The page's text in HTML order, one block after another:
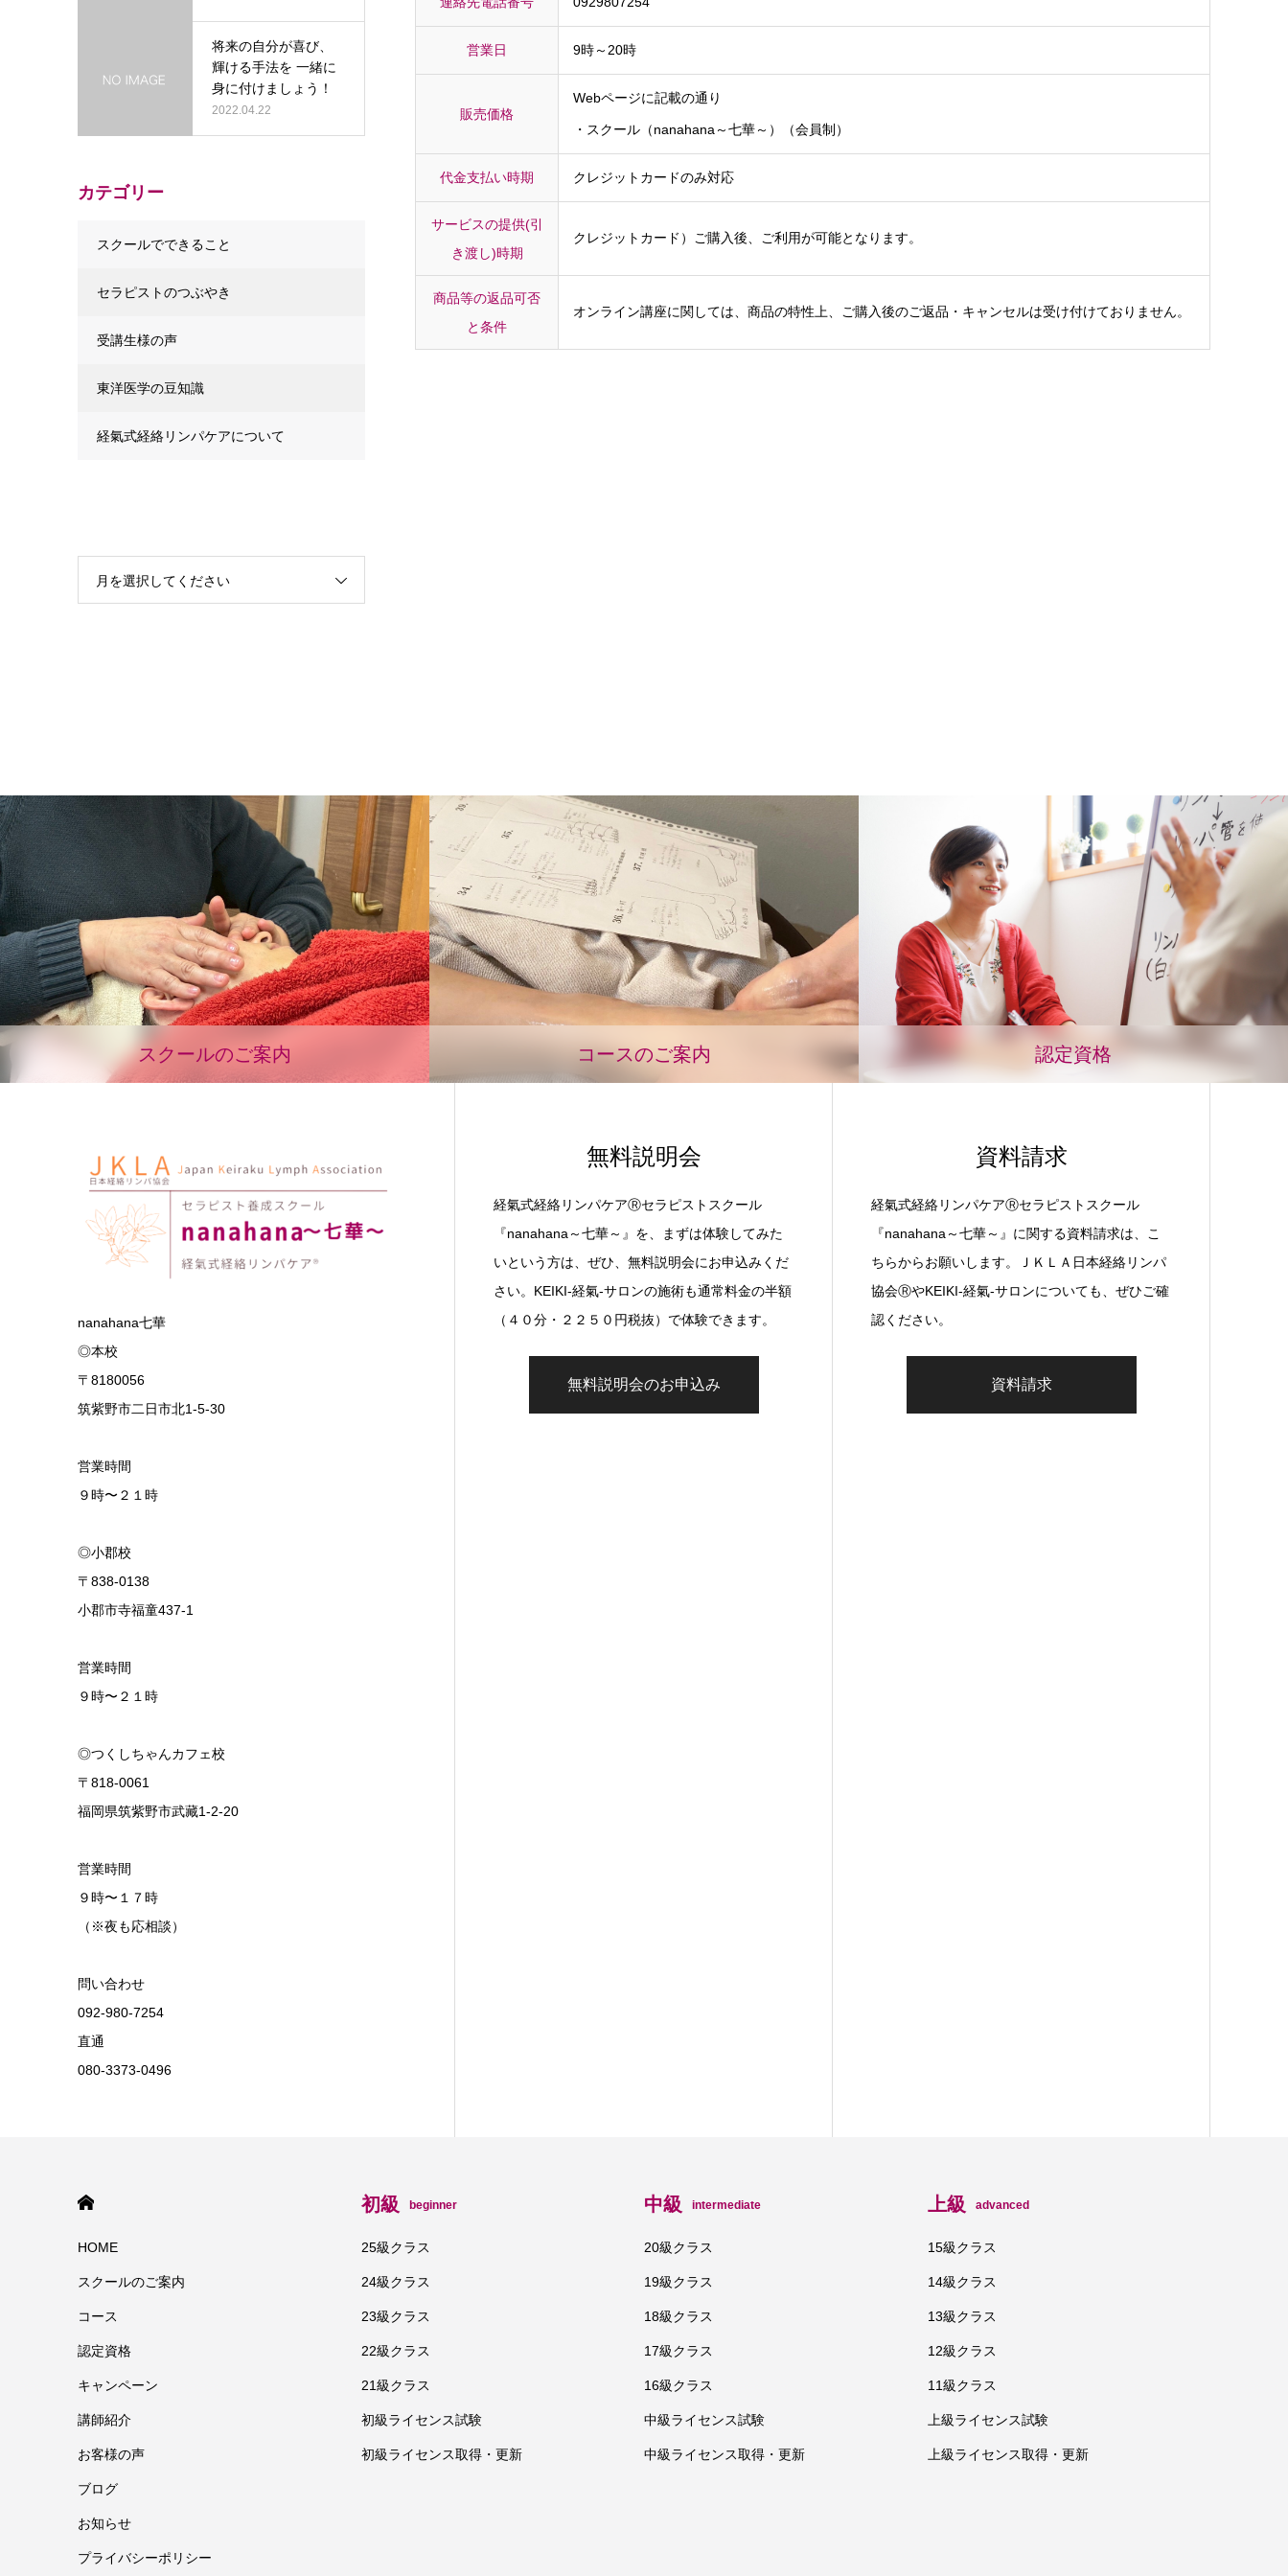
営業日 9時～20時
販売価格
Webページに記載の通り
・スクール（nanahana～七華～）（会員制）
代金支払い時期 クレジットカードのみ対応
サービスの提供(引
き渡し)時期
クレジットカード）ご購入後、ご利用が可能となります。
商品等の返品可否
と条件
オンライン講座に関しては、商品の特性上、ご購入後のご返品・キャンセルは受け付けておりません。
将来の自分が喜び、
輝ける手法を 一緒に
身に付けましょう！
2022.04.22
カテゴリー
スクールでできること
セラピストのつぶやき
受講生様の声
東洋医学の豆知識
経氣式経絡リンパケアについて
月を選択してください
スクールのご案内 コースのご案内 認定資格
nanahana七華
◎本校
〒8180056
筑紫野市二日市北1-5-30
営業時間
９時〜２１時
◎小郡校
〒838-0138
小郡市寺福童437-1
営業時間
９時〜２１時
◎つくしちゃんカフェ校
〒818-0061
福岡県筑紫野市武藏1-2-20
営業時間
９時〜１７時
（※夜も応相談）
問い合わせ
092-980-7254
直通
080-3373-0496
無料説明会
経氣式経絡リンパケアⓇセラピストスクール
『nanahana～七華～』を、まずは体験してみた
いという方は、ぜひ、無料説明会にお申込みくだ
さい。KEIKI-経氣-サロンの施術も通常料金の半額
（４０分・２２５０円税抜）で体験できます。
無料説明会のお申込み
資料請求
経氣式経絡リンパケアⓇセラピストスクール
『nanahana～七華～』に関する資料請求は、こ
ちらからお願いします。ＪＫＬＡ日本経絡リンパ
協会ⓇやKEIKI-経氣-サロンについても、ぜひご確
認ください。
資料請求
HOME
スクールのご案内
コース
認定資格
キャンペーン
講師紹介
お客様の声
ブログ
お知らせ
プライバシーポリシー
初級 beginner
25級クラス
24級クラス
23級クラス
22級クラス
21級クラス
初級ライセンス試験
初級ライセンス取得・更新
中級 intermediate
20級クラス
19級クラス
18級クラス
17級クラス
16級クラス
中級ライセンス試験
中級ライセンス取得・更新
上級 advanced
15級クラス
14級クラス
13級クラス
12級クラス
11級クラス
上級ライセンス試験
上級ライセンス取得・更新